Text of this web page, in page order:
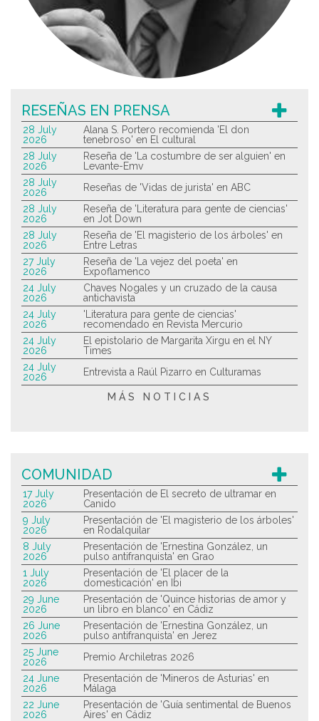
RESEÑAS EN PRENSA
28 July
2026
Alana S. Portero recomienda 'El don
tenebroso' en El cultural
28 July
2026
Reseña de 'La costumbre de ser alguien' en
Levante-Emv
28 July
2026
Reseñas de 'Vidas de jurista' en ABC
28 July
2026
Reseña de 'Literatura para gente de ciencias'
en Jot Down
28 July
2026
Reseña de 'El magisterio de los árboles' en
Entre Letras
27 July
2026
Reseña de 'La vejez del poeta' en
Expoflamenco
24 July
2026
Chaves Nogales y un cruzado de la causa
antichavista
24 July
2026
'Literatura para gente de ciencias'
recomendado en Revista Mercurio
24 July
2026
El epistolario de Margarita Xirgu en el NY
Times
24 July
2026
Entrevista a Raúl Pizarro en Culturamas
MÁS NOTICIAS
COMUNIDAD
17 July
2026
Presentación de El secreto de ultramar en
Canido
9 July
2026
Presentación de 'El magisterio de los árboles'
en Rodalquilar
8 July
2026
Presentación de 'Ernestina González, un
pulso antifranquista' en Grao
1 July
2026
Presentación de 'El placer de la
domesticación' en Ibi
29 June
2026
Presentación de 'Quince historias de amor y
un libro en blanco' en Cádiz
26 June
2026
Presentación de 'Ernestina González, un
pulso antifranquista' en Jerez
25 June
2026
Premio Archiletras 2026
24 June
2026
Presentación de 'Mineros de Asturias' en
Málaga
22 June
2026
Presentación de 'Guía sentimental de Buenos
Aires' en Cádiz